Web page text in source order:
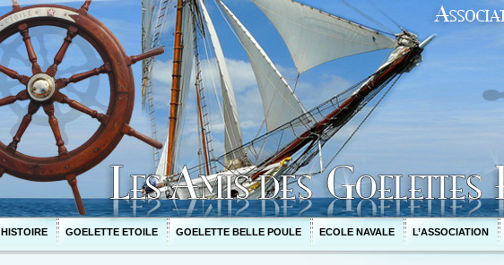
HISTOIRE GOELETTE ETOILE GOELETTE BELLE POULE ECOLE NAVALE L’ASSOCIATION